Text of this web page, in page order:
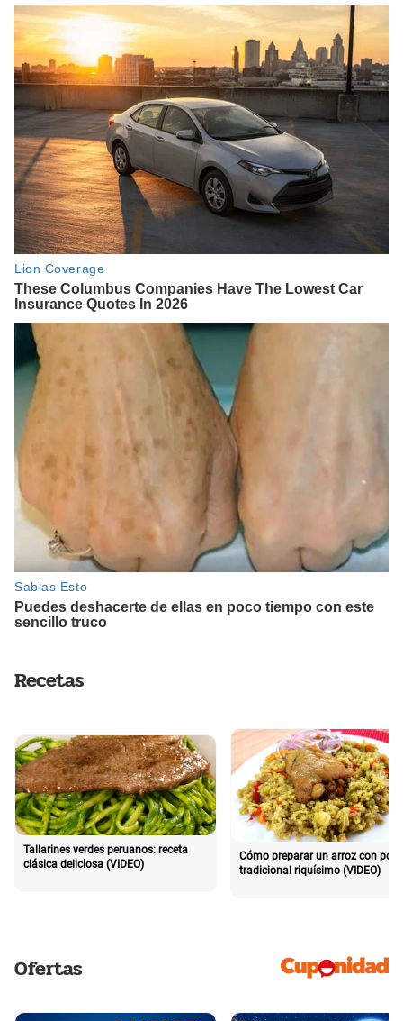
Recetas
Tallarines verdes peruanos: receta
clásica deliciosa (VIDEO)
Cómo preparar un arroz con pollo
tradicional riquísimo (VIDEO)
Ofertas